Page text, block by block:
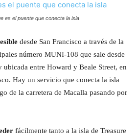
es el puente que conecta la isla
desde San Francisco a través de la
número MUNI-108 que sale desde
ubicada entre Howard y Beale Street, en
Hay un servicio que conecta la isla
de la carretera de Macalla pasando por
fácilmente tanto a la isla de Treasure